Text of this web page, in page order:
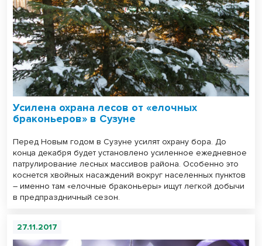
Усилена охрана лесов от «елочных
браконьеров» в Сузуне
Перед Новым годом в Сузуне усилят охрану бора. До
конца декабря будет установлено усиленное ежедневное
патрулирование лесных массивов района. Особенно это
коснется хвойных насаждений вокруг населенных пунктов
– именно там «елочные браконьеры» ищут легкой добычи
в предпраздничный сезон.
27.11.2017